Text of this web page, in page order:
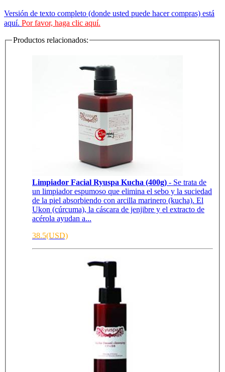
Versión de texto completo (donde usted puede hacer compras) está
aquí. Por favor, haga clic aquí.
Productos relacionados:
Limpiador Facial Ryuspa Kucha (400g) - Se trata de
un limpiador espumoso que elimina el sebo y la suciedad
de la piel absorbiendo con arcilla marinero (kucha). El
Ukon (cúrcuma), la cáscara de jenjibre y el extracto de
acérola ayudan a...
38.5(USD)